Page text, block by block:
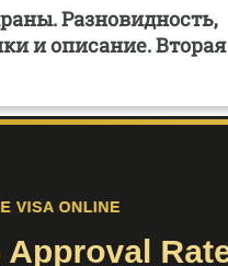
Разновидность,
и описание. Вторая
по сайту: